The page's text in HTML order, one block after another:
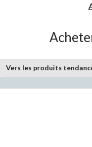
Vers les produits